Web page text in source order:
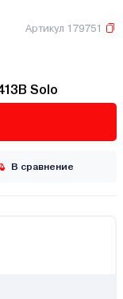
Артикул 179751
Solo
В сравнение